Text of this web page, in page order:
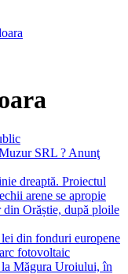
SRL ? Anunţ
dreaptă. Proiectul
arene se apropie
Orăștie, după ploile
din fonduri europene
fotovoltaic
Măgura Uroiului, în